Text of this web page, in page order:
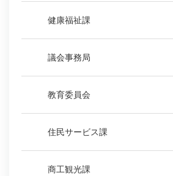
健康福祉課
議会事務局
教育委員会
住民サービス課
商工観光課